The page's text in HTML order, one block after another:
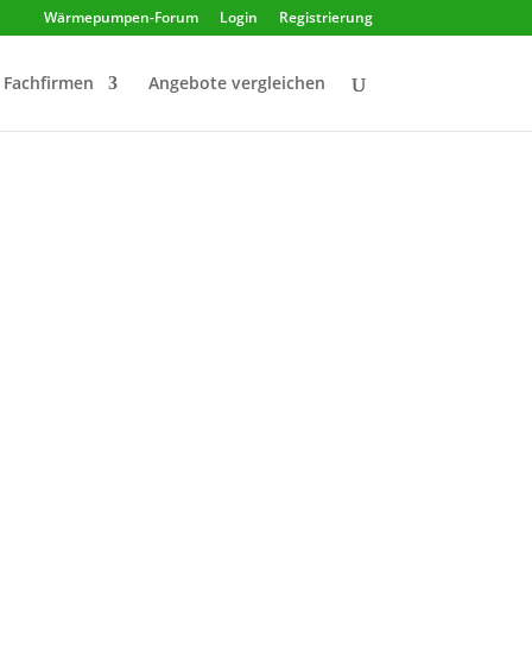
Wärmepumpen-Forum Login Registrierung
Fachfirmen Angebote vergleichen